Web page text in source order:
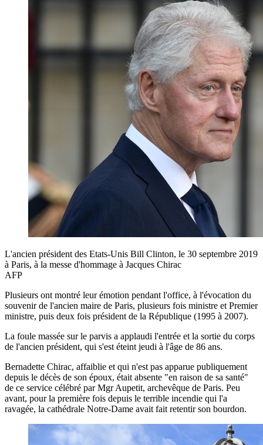
L'ancien président des Etats-Unis Bill Clinton, le 30 septembre 2019
à Paris, à la messe d'hommage à Jacques Chirac
AFP
Plusieurs ont montré leur émotion pendant l'office, à l'évocation du
souvenir de l'ancien maire de Paris, plusieurs fois ministre et Premier
ministre, puis deux fois président de la République (1995 à 2007).
La foule massée sur le parvis a applaudi l'entrée et la sortie du corps
de l'ancien président, qui s'est éteint jeudi à l'âge de 86 ans.
Bernadette Chirac, affaiblie et qui n'est pas apparue publiquement
depuis le décès de son époux, était absente "en raison de sa santé"
de ce service célébré par Mgr Aupetit, archevêque de Paris. Peu
avant, pour la première fois depuis le terrible incendie qui l'a
ravagée, la cathédrale Notre-Dame avait fait retentir son bourdon.